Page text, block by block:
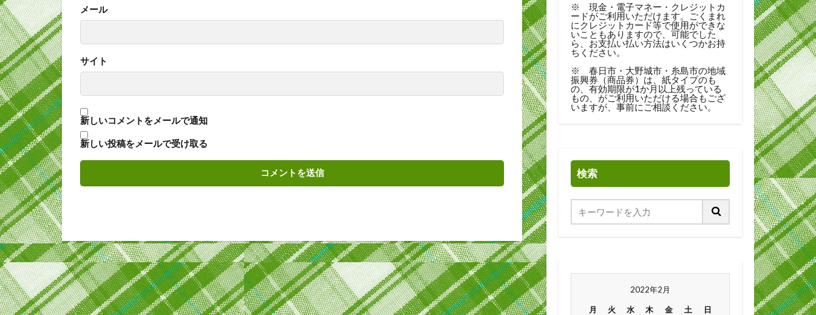
メール
サイト
新しいコメントをメールで通知
新しい投稿をメールで受け取る
※ 現金・電子マネー・クレジットカ
ードがご利用いただけます。ごくまれ
にクレジットカード等で使用ができな
いこともありますので、可能でした
ら、お支払い払い方法はいくつかお持
ちください。
※ 春日市・大野城市・糸島市の地域
振興券（商品券）は、紙タイプのも
の、有効期限が1か月以上残っている
もの、がご利用いただける場合もござ
いますが、事前にご相談ください。
検索
2022年2月
月 火 水 木 金 土 日